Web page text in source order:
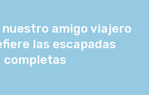
amigo viajero
las escapadas
completas